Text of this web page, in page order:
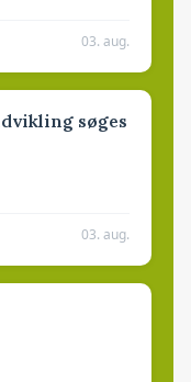
03. aug.
søges
03. aug.